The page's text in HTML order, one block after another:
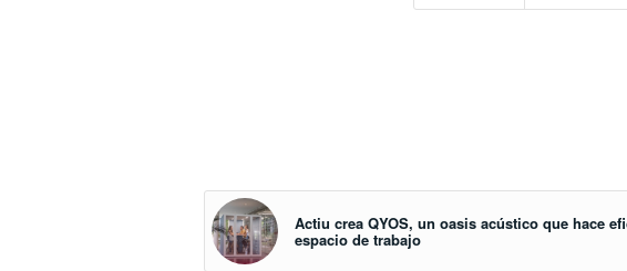
Actiu crea QYOS, un oasis acústico que hace
espacio de trabajo